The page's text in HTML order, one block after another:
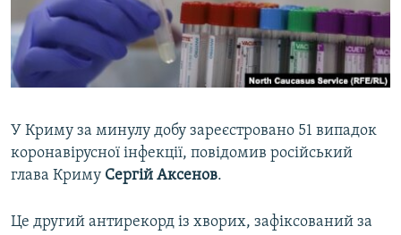
ВІДЕОУРОКИ «ELIFBE»
СВІДЧЕННЯ ОКУПАЦІЇ
УКРАЇНСЬКА ПРОБЛЕМА КРИМУ
Русский
Qırımtatar
У Криму за минулу добу зареєстровано 51 випадок
коронавірусної інфекції, повідомив російський
глава Криму Сергій Аксенов.
Це другий антирекорд із хворих, зафіксований за